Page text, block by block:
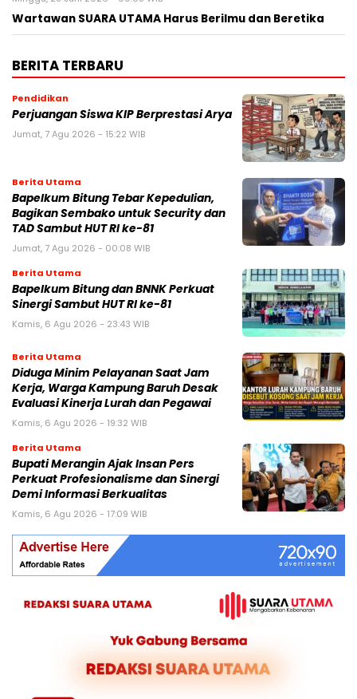
Wartawan SUARA UTAMA Harus Berilmu dan Beretika
BERITA TERBARU
Pendidikan
Perjuangan Siswa KIP Berprestasi Arya
Jumat, 7 Agu 2026 - 15:22 WIB
Berita Utama
Bapelkum Bitung Tebar Kepedulian,
Bagikan Sembako untuk Security dan
TAD Sambut HUT RI ke-81
Jumat, 7 Agu 2026 - 00:08 WIB
Berita Utama
Bapelkum Bitung dan BNNK Perkuat
Sinergi Sambut HUT RI ke-81
Kamis, 6 Agu 2026 - 23:43 WIB
Berita Utama
Diduga Minim Pelayanan Saat Jam
Kerja, Warga Kampung Baruh Desak
Evaluasi Kinerja Lurah dan Pegawai
Kamis, 6 Agu 2026 - 19:32 WIB
Berita Utama
Bupati Merangin Ajak Insan Pers
Perkuat Profesionalisme dan Sinergi
Demi Informasi Berkualitas
Kamis, 6 Agu 2026 - 17:09 WIB